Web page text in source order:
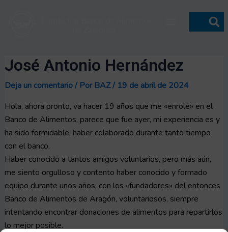
José Antonio Hernández
Deja un comentario/ Por BAZ/ 19 de abril de 2024
Hola, ahora pronto, va hacer 19 años que me «enrolé» en el
Banco de Alimentos, parece que fue ayer, mi experiencia es y
ha sido formidable, haber colaborado durante tanto tiempo
con el banco.
Haber conocido a tantos amigos voluntarios, pero más aún,
me siento orgulloso y contento haber conocido y formado
equipo durante unos años, con los «fundadores» del entonces
Banco de Alimentos de Aragón, voluntariosos, siempre
intentando encontrar donaciones de alimentos para repartirlos
lo mejor posible.